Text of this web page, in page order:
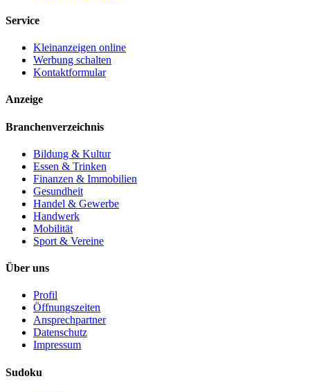
Service
Kleinanzeigen online
Werbung schalten
Kontaktformular
Anzeige
Branchenverzeichnis
Bildung & Kultur
Essen & Trinken
Finanzen & Immobilien
Gesundheit
Handel & Gewerbe
Handwerk
Mobilität
Sport & Vereine
Über uns
Profil
Öffnungszeiten
Ansprechpartner
Datenschutz
Impressum
Sudoku